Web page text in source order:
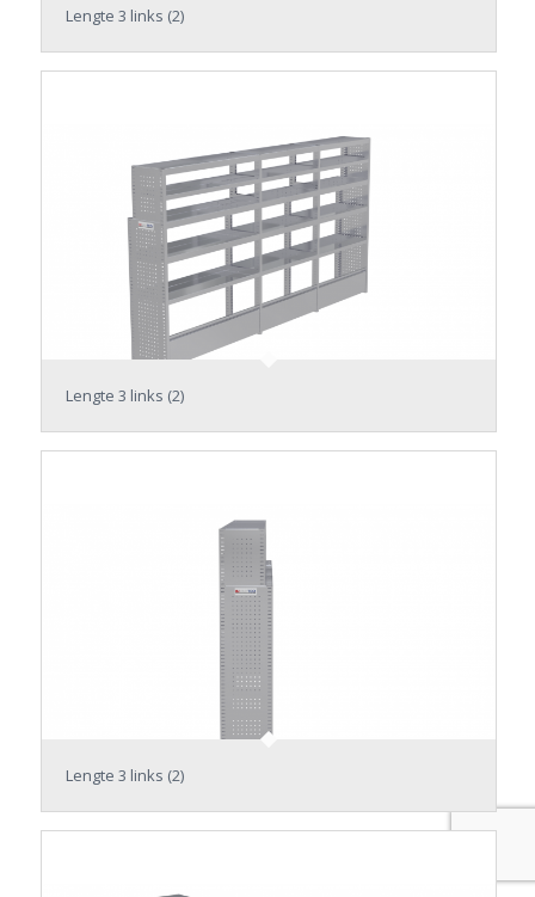
Lengte 3 links (2)
Lengte 3 links (2)
Lengte 3 links (2)